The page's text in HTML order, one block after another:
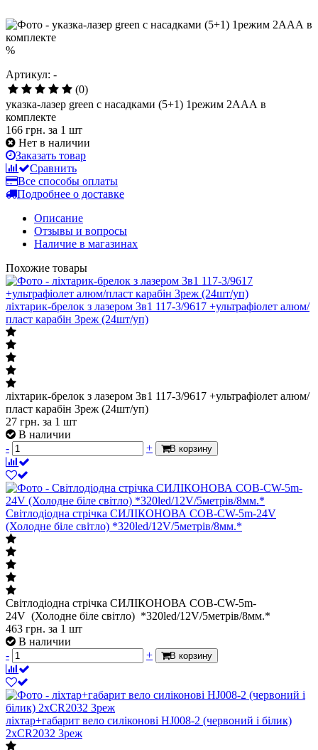
%
Артикул: -
(0)
указка-лазер green с насадками (5+1) 1режим 2ААА в
комплекте
166 грн. за 1 шт
Нет в наличии
Заказать товар
Сравнить
Все способы оплаты
Подробнее о доставке
Описание
Отзывы и вопросы
Наличие в магазинах
Похожие товары
ліхтарик-брелок з лазером 3в1 117-3/9617 +ультрафіолет алюм/
пласт карабін 3реж (24шт/уп)
ліхтарик-брелок з лазером 3в1 117-3/9617 +ультрафіолет алюм/
пласт карабін 3реж (24шт/уп)
27 грн. за 1 шт
В наличии
-
+ В корзину
Світлодіодна стрічка СИЛІКОНОВА COB-CW-5m-24V
(Холодне біле світло) *320led/12V/5метрів/8мм.*
Світлодіодна стрічка СИЛІКОНОВА COB-CW-5m-
24V (Холодне біле світло) *320led/12V/5метрів/8мм.*
463 грн. за 1 шт
В наличии
-
+ В корзину
ліхтар+габарит вело силіконові HJ008-2 (червоний і білик)
2хCR2032 3реж